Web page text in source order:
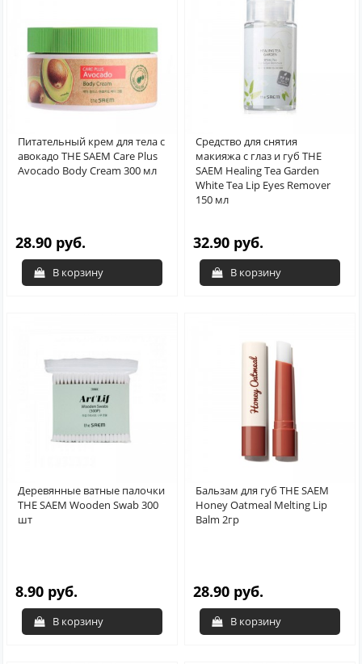
Питательный крем для тела с
авокадо THE SAEM Care Plus
Avocado Body Cream 300 мл
28.90 руб.
В корзину
Средство для снятия
макияжа с глаз и губ THE
SAEM Healing Tea Garden
White Tea Lip Eyes Remover
150 мл
32.90 руб.
В корзину
Деревянные ватные палочки
THE SAEM Wooden Swab 300
шт
8.90 руб.
В корзину
Бальзам для губ THE SAEM
Honey Oatmeal Melting Lip
Balm 2гр
28.90 руб.
В корзину